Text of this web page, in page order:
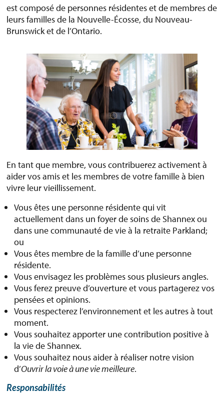
est composé de personnes résidentes et de membres de
leurs familles de la Nouvelle-Écosse, du Nouveau-
Brunswick et de l’Ontario.
En tant que membre, vous contribuerez activement à
aider vos amis et les membres de votre famille à bien
vivre leur vieillissement.
Vous êtes une personne résidente qui vit
actuellement dans un foyer de soins de Shannex ou
dans une communauté de vie à la retraite Parkland;
ou
Vous êtes membre de la famille d’une personne
résidente.
Vous envisagez les problèmes sous plusieurs angles.
Vous ferez preuve d’ouverture et vous partagerez vos
pensées et opinions.
Vous respecterez l’environnement et les autres à tout
moment.
Vous souhaitez apporter une contribution positive à
la vie de Shannex.
Vous souhaitez nous aider à réaliser notre vision
d’Ouvrir la voie à une vie meilleure.
Responsabilités